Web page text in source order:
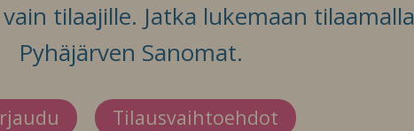
tilaajille. Jatka lukemaan tilaamalla
Pyhäjärven Sanomat.
Tilausvaihtoehdot